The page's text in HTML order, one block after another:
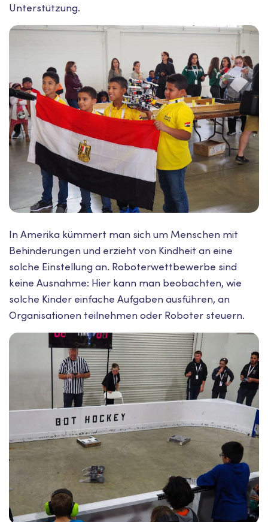
Unterstützung.
In Amerika kümmert man sich um Menschen mit
Behinderungen und erzieht von Kindheit an eine
solche Einstellung an. Roboterwettbewerbe sind
keine Ausnahme: Hier kann man beobachten, wie
solche Kinder einfache Aufgaben ausführen, an
Organisationen teilnehmen oder Roboter steuern.